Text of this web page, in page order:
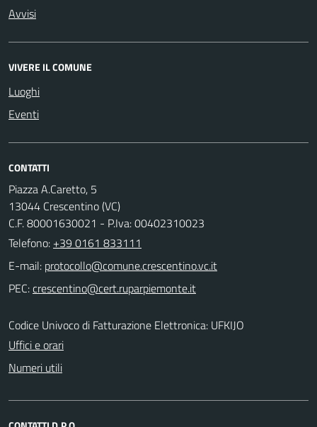
Avvisi
VIVERE IL COMUNE
Luoghi
Eventi
CONTATTI
Piazza A.Caretto, 5
13044 Crescentino (VC)
C.F. 80001630021 - P.Iva: 00402310023
Telefono: +39 0161 833111
E-mail:
PEC:
Codice Univoco di Fatturazione Elettronica: UFKIJO
Uffici e orari
Numeri utili